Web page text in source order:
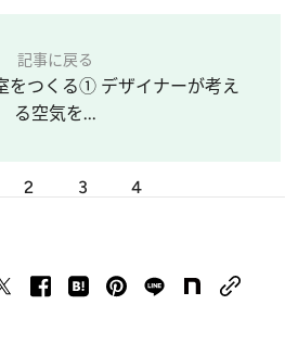
記事に戻る
をつくる① デザイナーが考え
る空気を...
2 3 4